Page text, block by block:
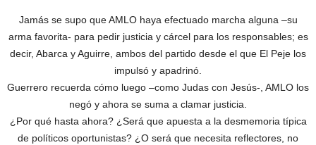
Jamás se supo que AMLO haya efectuado marcha alguna –su
arma favorita- para pedir justicia y cárcel para los responsables; es
decir, Abarca y Aguirre, ambos del partido desde el que El Peje los
impulsó y apadrinó.
Guerrero recuerda cómo luego –como Judas con Jesús-, AMLO los
negó y ahora se suma a clamar justicia.
¿Por qué hasta ahora? ¿Será que apuesta a la desmemoria típica
de políticos oportunistas? ¿O será que necesita reflectores, no